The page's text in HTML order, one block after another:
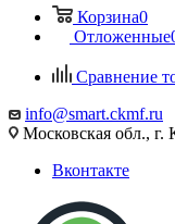
Корзина0
Отложенные
Сравнение
info@smart.ckmf.ru
Московская обл., г.
Вконтакте